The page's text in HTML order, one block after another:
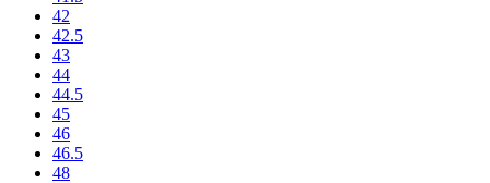
42
42.5
43
44
44.5
45
46
46.5
48